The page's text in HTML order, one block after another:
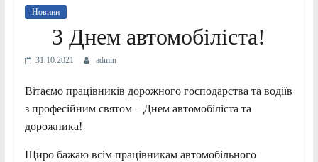
Новини
З Днем автомобіліста!
31.10.2021 admin
Вітаємо працівників дорожного господарства та водіїв
з професійним святом – Днем автомобіліста та
дорожника!
Щиро бажаю всім працівникам автомобільного